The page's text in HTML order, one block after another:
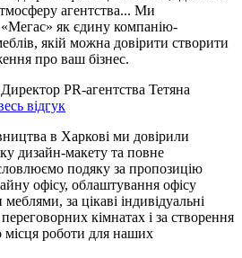
агентства... Ми
як єдину компанію-
якій можна довірити створити
про ваш бізнес.
PR-агентства Тетяна
відгук
в Харкові ми довірили
дизайн-макету та повне
подяку за пропозицію
офісу, облаштування офісу
за цікаві індивідуальні
кімнатах і за створення
місця роботи для наших